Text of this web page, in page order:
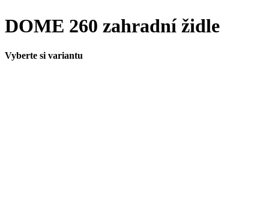
DOME 260 zahradní židle
Vyberte si variantu